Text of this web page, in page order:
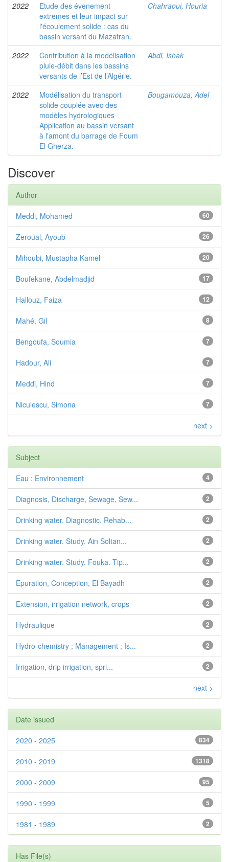
2022
Etude des évenement
extremes et leur impact sur
l'écoulement solide : cas du
bassin versant du Mazafran.
Chahraoui, Houria
2022
Contribution à la modélisation
pluie-débit dans les bassins
versants de l’Est de l’Algérie.
Abdi, Ishak
2022
Modélisation du transport
solide couplée avec des
modèles hydrologiques
Application au bassin versant
à l'amont du barrage de Foum
El Gherza.
Bougamouza, Adel
Discover
Author
60
Meddi, Mohamed
26
Zeroual, Ayoub
20
Mihoubi, Mustapha Kamel
17
Boufekane, Abdelmadjid
12
Hallouz, Faiza
8
Mahé, Gil
7
Bengoufa, Soumia
7
Hadour, Ali
7
Meddi, Hind
7
Niculescu, Simona
next >
Subject
4
Eau : Environnement
2
Diagnosis, Discharge, Sewage, Sew...
2
Drinking water. Diagnostic. Rehab...
2
Drinking water. Study. Ain Soltan...
2
Drinking water. Study. Fouka. Tip...
2
Epuration, Conception, El Bayadh
2
Extension, irrigation network, crops
2
Hydraulique
2
Hydro-chemistry ; Management ; Is...
2
Irrigation, drip irrigation, spri...
next >
Date issued
834
2020 - 2025
1318
2010 - 2019
95
2000 - 2009
5
1990 - 1999
2
1981 - 1989
Has File(s)